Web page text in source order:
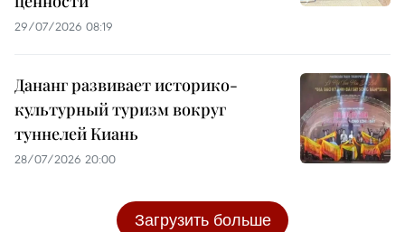
29/07/2026 08:19
Дананг развивает историко-
культурный туризм вокруг
туннелей Киань
28/07/2026 20:00
Загрузить больше